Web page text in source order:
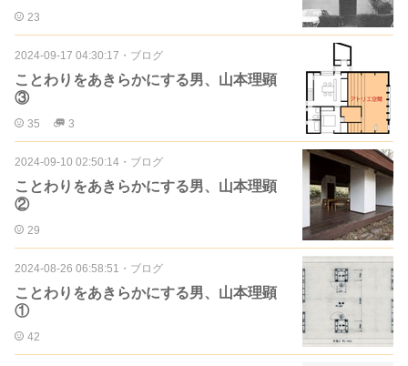
23
2024-09-17 04:30:17 ・ ブログ
ことわりをあきらかにする男、山本理顕
③
35 3
2024-09-10 02:50:14 ・ ブログ
ことわりをあきらかにする男、山本理顕
②
29
2024-08-26 06:58:51 ・ ブログ
ことわりをあきらかにする男、山本理顕
①
42